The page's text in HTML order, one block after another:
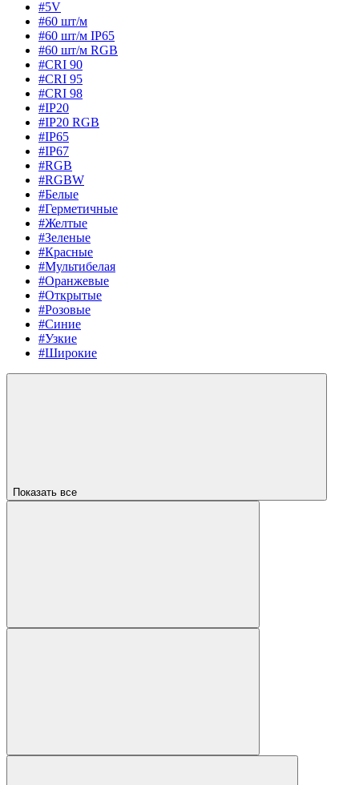
#5V
#60 шт/м
#60 шт/м IP65
#60 шт/м RGB
#CRI 90
#CRI 95
#CRI 98
#IP20
#IP20 RGB
#IP65
#IP67
#RGB
#RGBW
#Белые
#Герметичные
#Желтые
#Зеленые
#Красные
#Мультибелая
#Оранжевые
#Открытые
#Розовые
#Синие
#Узкие
#Широкие
Показать все